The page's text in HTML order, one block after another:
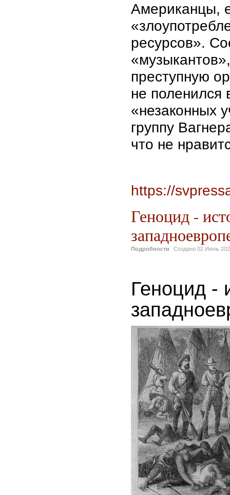
Американцы,
ресурсов».
преступную
не поленился
«незаконных
группу
что не
https://
Геноцид -
Подробности Создано 02 Июль
Геноцид -